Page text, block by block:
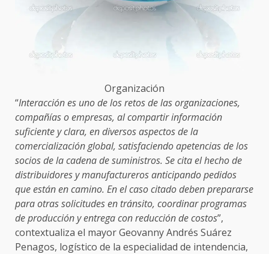
Organización
“Interacción es uno de los retos de las organizaciones,
compañías o empresas, al compartir información
suficiente y clara, en diversos aspectos de la
comercialización global, satisfaciendo apetencias de los
socios de la cadena de suministros. Se cita el hecho de
distribuidores y manufactureros anticipando pedidos
que están en camino. En el caso citado deben prepararse
para otras solicitudes en tránsito, coordinar programas
de producción y entrega con reducción de costos”,
contextualiza el mayor Geovanny Andrés Suárez
Penagos, logístico de la especialidad de intendencia,